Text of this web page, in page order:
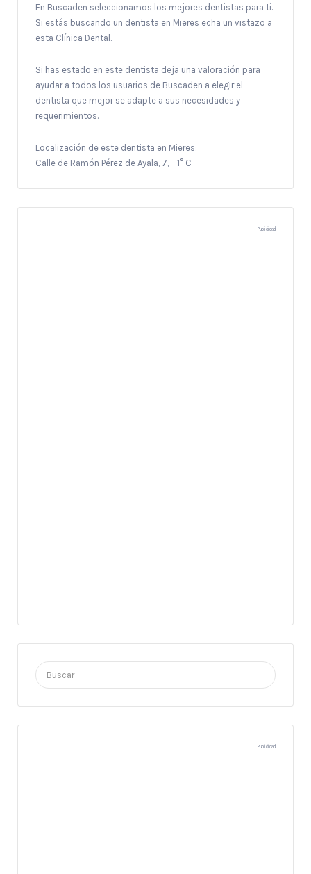
En Buscaden seleccionamos los mejores dentistas para ti.
Si estás buscando un dentista en Mieres echa un vistazo a
esta Clínica Dental.
Si has estado en este dentista deja una valoración para
ayudar a todos los usuarios de Buscaden a elegir el
dentista que mejor se adapte a sus necesidades y
requerimientos.
Localización de este dentista en Mieres:
Calle de Ramón Pérez de Ayala, 7, – 1° C
Publicidad
Buscar
por:
Publicidad